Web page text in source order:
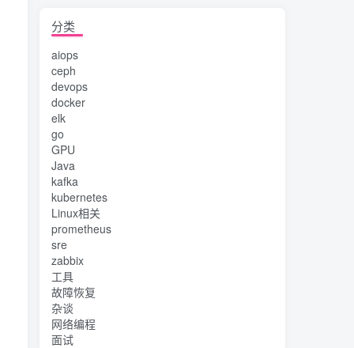
分类
aiops
ceph
devops
docker
elk
go
GPU
Java
kafka
kubernetes
Linux相关
prometheus
sre
zabbix
工具
故障恢复
杂谈
网络编程
面试